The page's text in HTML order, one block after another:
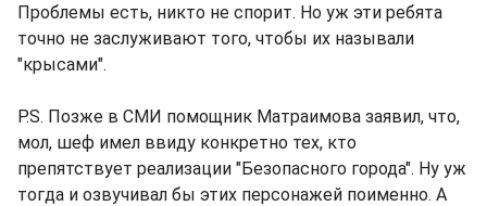
Проблемы есть, никто не спорит. Но уж эти ребята
точно не заслуживают того, чтобы их называли
"крысами".
P.S. Позже в СМИ помощник Матраимова заявил, что,
мол, шеф имел ввиду конкретно тех, кто
препятствует реализации "Безопасного города". Ну уж
тогда и озвучивал бы этих персонажей поименно. А